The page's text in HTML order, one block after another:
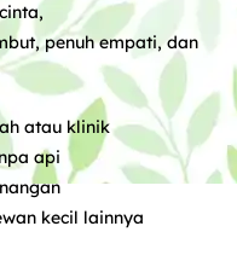
penuh empati, dan
atau klinik
api
kecil lainnya